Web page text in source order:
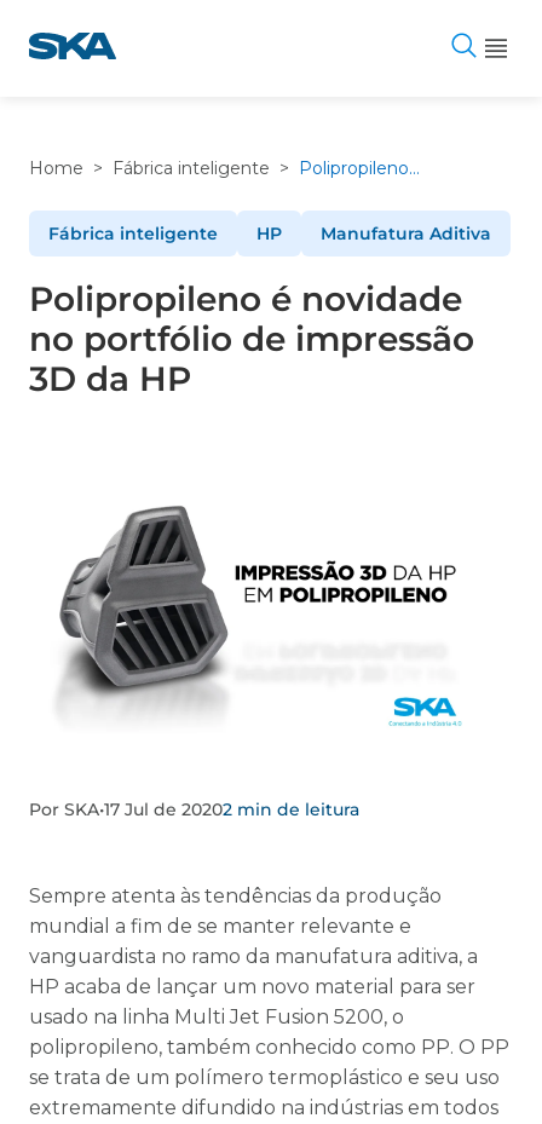
para
Home > Fábrica inteligente > Polipropileno é novidade no portfólio de impressão 3D da HP
Fábrica inteligente HP Manufatura Aditiva
Polipropileno é novidade
no portfólio de impressão
3D da HP
Por SKA•17 Jul de 20202 min de leitura
Sempre atenta às tendências da produção
mundial a fim de se manter relevante e
vanguardista no ramo da manufatura aditiva, a
HP acaba de lançar um novo material para ser
usado na linha Multi Jet Fusion 5200, o
polipropileno, também conhecido como PP. O PP
se trata de um polímero termoplástico e seu uso
extremamente difundido na indústrias em todos